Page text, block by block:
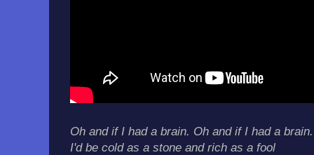
Oh and if I had a brain. Oh and if I had a brain.
I'd be cold as a stone and rich as a fool